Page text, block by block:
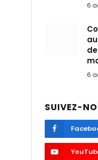
6
6
SUIVEZ-